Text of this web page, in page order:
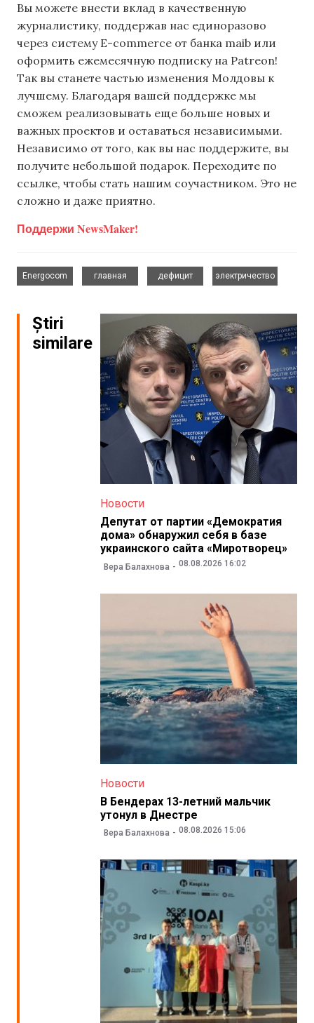
Вы можете внести вклад в качественную
журналистику, поддержав нас единоразово
через систему E-commerce от банка maib или
оформить ежемесячную подписку на Patreon!
Так вы станете частью изменения Молдовы к
лучшему. Благодаря вашей поддержке мы
сможем реализовывать еще больше новых и
важных проектов и оставаться независимыми.
Независимо от того, как вы нас поддержите, вы
получите небольшой подарок. Переходите по
ссылке, чтобы стать нашим соучастником. Это не
сложно и даже приятно.
Поддержи NewsMaker!
Energocom
главная
дефицит
электричество
Știri
similare
Новости
Депутат от партии «Демократия
дома» обнаружил себя в базе
украинского сайта «Миротворец»
Вера Балахнова 08.08.2026 16:02
Новости
В Бендерах 13-летний мальчик
утонул в Днестре
Вера Балахнова 08.08.2026 15:06